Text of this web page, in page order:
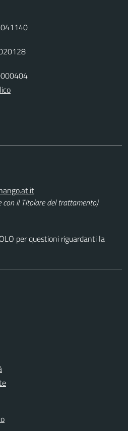
con il Titolare del trattamento)
per questioni riguardanti la